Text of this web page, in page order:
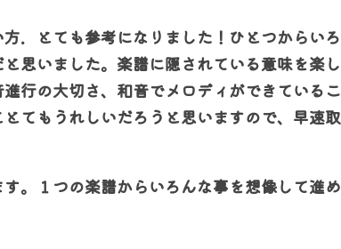
．とても参考になりました！ ひとつからい
思いました。 楽譜に隠されている意味を楽
進行の大切さ、和音でメロディができている
とてもうれしいだろうと思いますので、早速
。１つの楽譜からいろんな事を想像して進